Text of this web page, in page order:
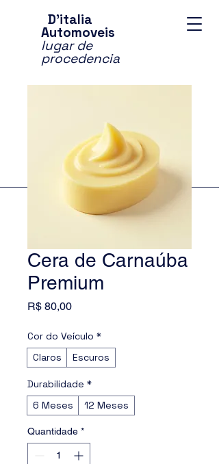
D'italia
Automoveis
lugar de
procedencia
Cera de Carnaúba
Premium
R$ 80,00Preço
Cor do Veículo *
Claros
Escuros
Durabilidade *
6 Meses
12 Meses
Quantidade *